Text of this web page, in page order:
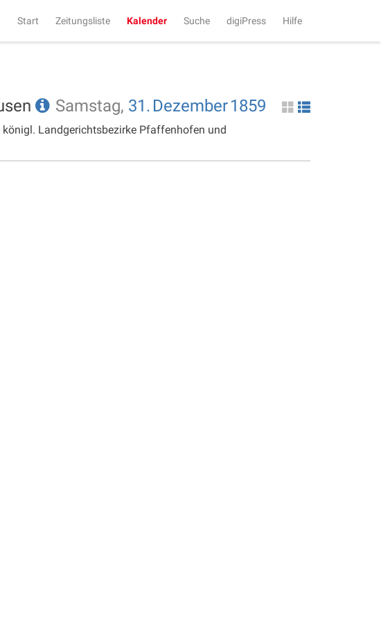
Start Zeitungsliste Kalender Suche digiPress Hilfe
Samstag, 31. Dezember1859
Landgerichtsbezirke Pfaffenhofen und